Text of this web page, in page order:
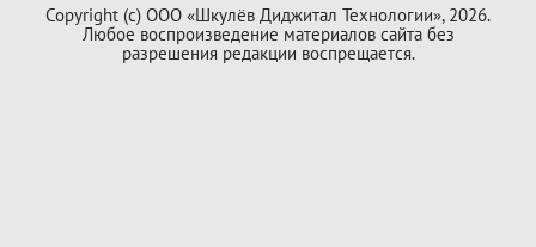
Copyright (с) ООО «Шкулёв Диджитал Технологии», 2026.
Любое воспроизведение материалов сайта без
разрешения редакции воспрещается.